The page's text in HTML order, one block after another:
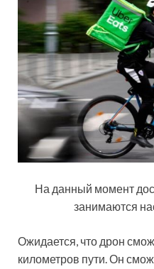
На данный момент
занимаются
Ожидается, что дрон
километров пути. Он